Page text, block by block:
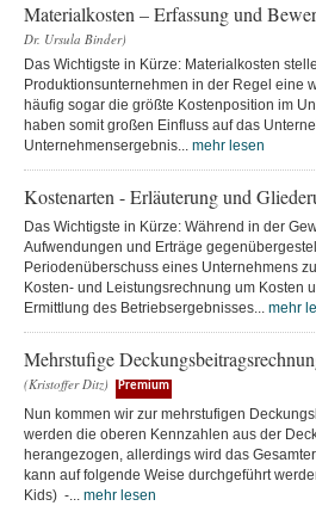
Materialkosten – Erfassung und
Dr. Ursula Binder)
Das Wichtigste in Kürze: Materialkosten
Produktionsunternehmen in der Regel eine
häufig sogar die größte Kostenposition im
haben somit großen Einfluss auf das
Unternehmensergebnis... mehr lesen
Kostenarten - Erläuterung und
Das Wichtigste in Kürze: Während in der
Aufwendungen und Erträge
Periodenüberschuss eines Unternehmens
Kosten- und Leistungsrechnung um Kosten
Ermittlung des Betriebsergebnisses... mehr
Mehrstufige
(Kristoffer Ditz) Premium
Nun kommen wir zur mehrstufigen
werden die oberen Kennzahlen aus der
herangezogen, allerdings wird das
kann auf folgende Weise durchgeführt
Kids) -... mehr lesen